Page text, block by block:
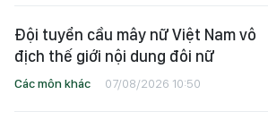
Đội tuyển cầu mây nữ Việt Nam vô
địch thế giới nội dung đôi nữ
Các môn khác 07/08/2026 10:50